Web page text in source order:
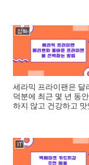
잡화
세라믹 프라이팬은 달
덕분에 최근 몇 년 동
하지 않고 건강하고
IT